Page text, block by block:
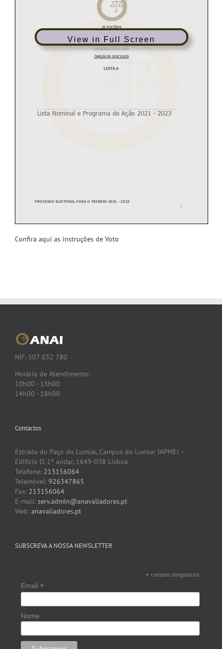
View in Full Screen
Confira aqui as instruções de Voto
NIF: 507 032 780
Horário de Atendimento:
10h00 - 13h00
14h00 - 18h00
Contactos
Estrada do Paço do Lumiar, Campus do Lumiar IAPMEI –
Edifício D, 1º andar, 1649-038 Lisboa
Telefone: 213156064
Telemóvel: 926347865
Fax: 213156064
E-mail: serv.admin@anavaliadores.pt
Web: anavaliadores.pt
SUBSCREVA A NOSSA NEWSLETTER
*campos obrigatórios
Email *
Nome